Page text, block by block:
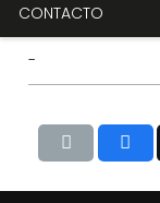
CONTACTO
Lugar
-